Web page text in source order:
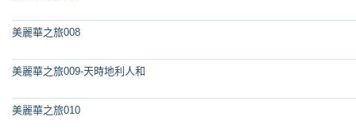
美麗華之旅008
美麗華之旅009-天時地利人和
美麗華之旅010